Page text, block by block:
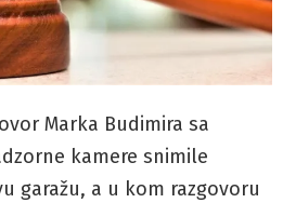
Marka Budimira sa
kamere snimile
garažu, a u kom razgovoru